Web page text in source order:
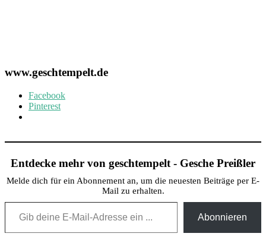
www.geschtempelt.de
Facebook
Pinterest
Entdecke mehr von geschtempelt - Gesche Preißler
Melde dich für ein Abonnement an, um die neuesten Beiträge per E-
Mail zu erhalten.
Gib deine E-Mail-Adresse ein ...
Abonnieren